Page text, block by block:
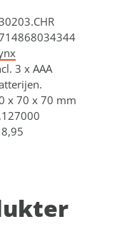
3 x AAA
x 70 x 70 mm